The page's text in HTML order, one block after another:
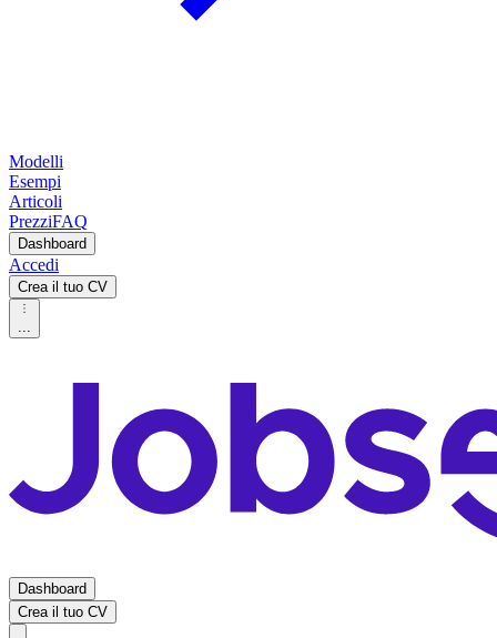
Modelli
Esempi
Articoli
PrezziFAQ
Dashboard
Accedi
Crea il tuo CV
...
Dashboard
Crea il tuo CV